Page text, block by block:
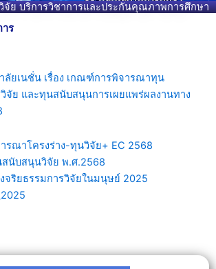
ย บริการวิชาการและประกันคุณภาพการศึกษา
าร
ลัยเนชั่น เรื่อง เกณฑ์การพิจารณาทุน
จัย และทุนสนับสนุนการเผยแพร่ผลงานทาง
รณาโครงร่าง-ทุนวิจัย+ EC 2568
นับสนุนวิจัย พ.ศ.2568
จริยธรรมการวิจัยในมนุษย์ 2025